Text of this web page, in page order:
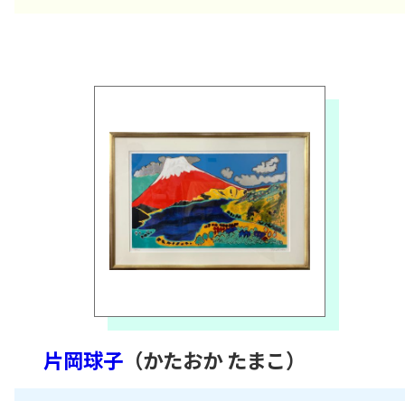
片岡球子 （かたおか たまこ）